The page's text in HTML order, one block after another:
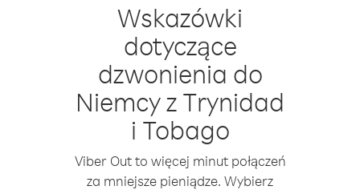
Wskazówki
dotyczące
dzwonienia do
Niemcy z Trynidad
i Tobago
Viber Out to więcej minut połączeń
za mniejsze pieniądze. Wybierz